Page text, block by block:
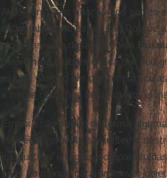
A diferença em relação aos
de instabilidade estrutural. Porque
violentamente desafiada pela
pela
China e abandonada por seu
estado gasoso em que as
a frente com total desrespeito às
Embora não sejam de forma
cooperam proveitosamente na
instituições e regras
caos no mundo para promover